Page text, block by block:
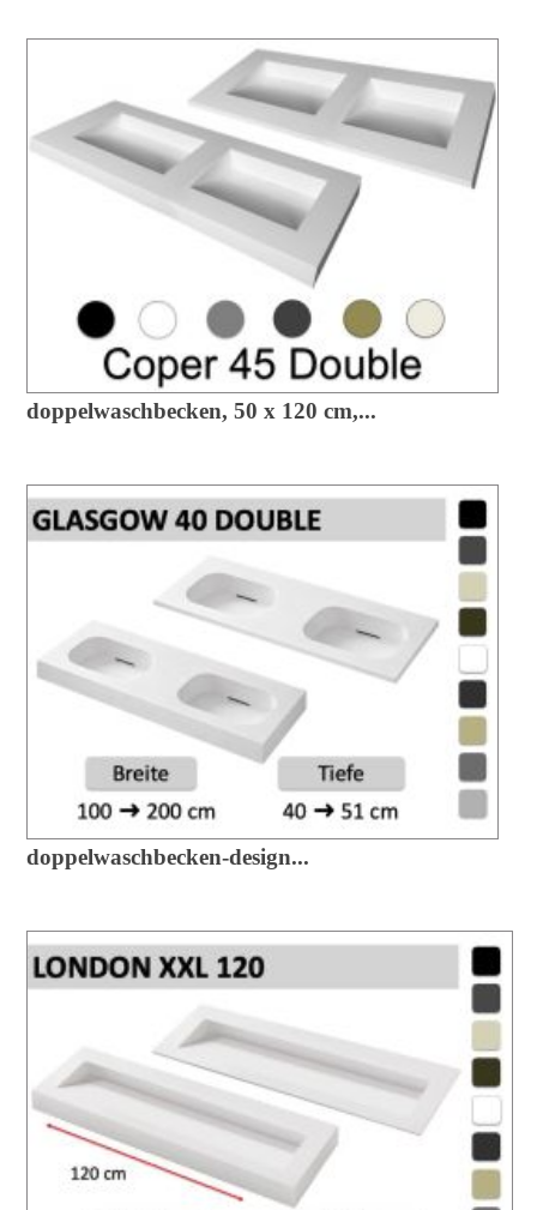
doppelwaschbecken, 50 x 120 cm,...
doppelwaschbecken-design...